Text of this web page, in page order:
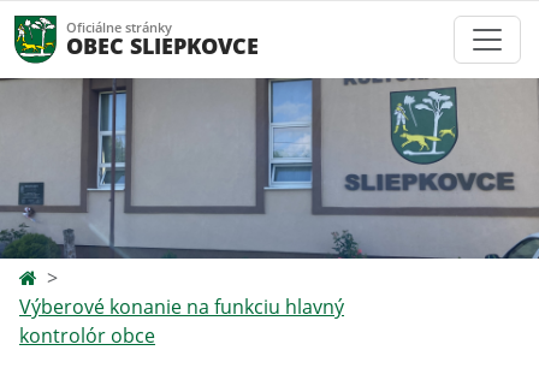
Oficiálne stránky
OBEC SLIEPKOVCE
Výberové konanie na funkciu hlavný
kontrolór obce